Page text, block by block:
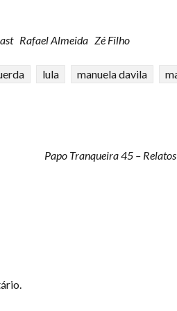
Rafael Almeida Zé Filho
lula manuela davila
Papo Tranqueira 45 –